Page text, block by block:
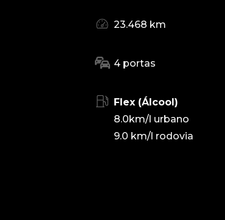
23.468 km
4 portas
Flex (Álcool)
8.0km/l urbano
9.0 km/l rodovia